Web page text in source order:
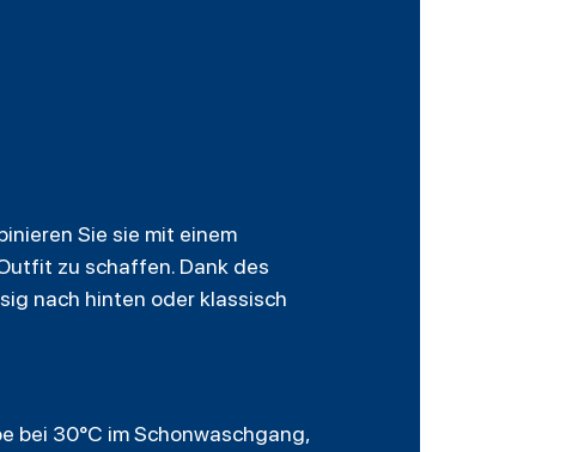
Sie sie mit einem
zu schaffen. Dank des
nach hinten oder klassisch
bei 30°C im Schonwaschgang,